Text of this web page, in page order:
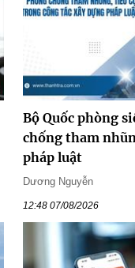
Bộ Quốc phòng
chống tham
pháp luật
Dương Nguyễn
12:48 07/08/2026